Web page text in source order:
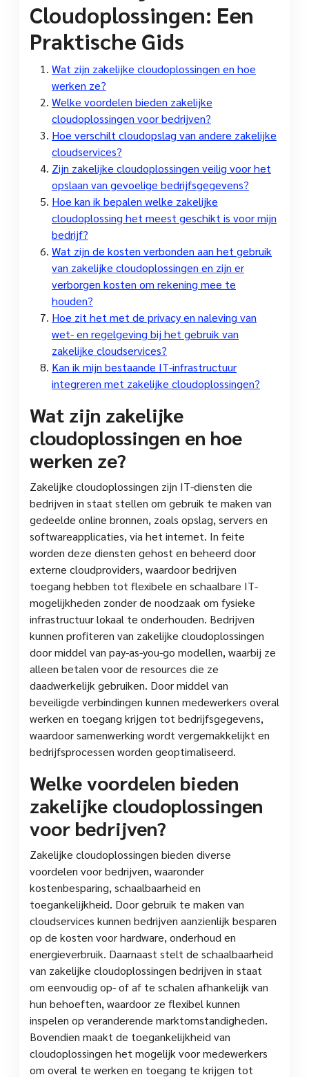
Cloudoplossingen: Een
Praktische Gids
Wat zijn zakelijke cloudoplossingen en hoe
werken ze?
Welke voordelen bieden zakelijke
cloudoplossingen voor bedrijven?
Hoe verschilt cloudopslag van andere zakelijke
cloudservices?
Zijn zakelijke cloudoplossingen veilig voor het
opslaan van gevoelige bedrijfsgegevens?
Hoe kan ik bepalen welke zakelijke
cloudoplossing het meest geschikt is voor mijn
bedrijf?
Wat zijn de kosten verbonden aan het gebruik
van zakelijke cloudoplossingen en zijn er
verborgen kosten om rekening mee te
houden?
Hoe zit het met de privacy en naleving van
wet- en regelgeving bij het gebruik van
zakelijke cloudservices?
Kan ik mijn bestaande IT-infrastructuur
integreren met zakelijke cloudoplossingen?
Wat zijn zakelijke
cloudoplossingen en hoe
werken ze?
Zakelijke cloudoplossingen zijn IT-diensten die
bedrijven in staat stellen om gebruik te maken van
gedeelde online bronnen, zoals opslag, servers en
softwareapplicaties, via het internet. In feite
worden deze diensten gehost en beheerd door
externe cloudproviders, waardoor bedrijven
toegang hebben tot flexibele en schaalbare IT-
mogelijkheden zonder de noodzaak om fysieke
infrastructuur lokaal te onderhouden. Bedrijven
kunnen profiteren van zakelijke cloudoplossingen
door middel van pay-as-you-go modellen, waarbij ze
alleen betalen voor de resources die ze
daadwerkelijk gebruiken. Door middel van
beveiligde verbindingen kunnen medewerkers overal
werken en toegang krijgen tot bedrijfsgegevens,
waardoor samenwerking wordt vergemakkelijkt en
bedrijfsprocessen worden geoptimaliseerd.
Welke voordelen bieden
zakelijke cloudoplossingen
voor bedrijven?
Zakelijke cloudoplossingen bieden diverse
voordelen voor bedrijven, waaronder
kostenbesparing, schaalbaarheid en
toegankelijkheid. Door gebruik te maken van
cloudservices kunnen bedrijven aanzienlijk besparen
op de kosten voor hardware, onderhoud en
energieverbruik. Daarnaast stelt de schaalbaarheid
van zakelijke cloudoplossingen bedrijven in staat
om eenvoudig op- of af te schalen afhankelijk van
hun behoeften, waardoor ze flexibel kunnen
inspelen op veranderende marktomstandigheden.
Bovendien maakt de toegankelijkheid van
cloudoplossingen het mogelijk voor medewerkers
om overal te werken en toegang te krijgen tot